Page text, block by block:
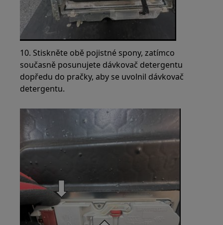
10. Stiskněte obě pojistné spony, zatímco
současně posunujete dávkovač detergentu
dopředu do pračky, aby se uvolnil dávkovač
detergentu.